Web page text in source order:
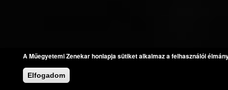
A Műegyetemi Zenekar honlapja sütiket alkalmaz a felhasználói
Elfogadom